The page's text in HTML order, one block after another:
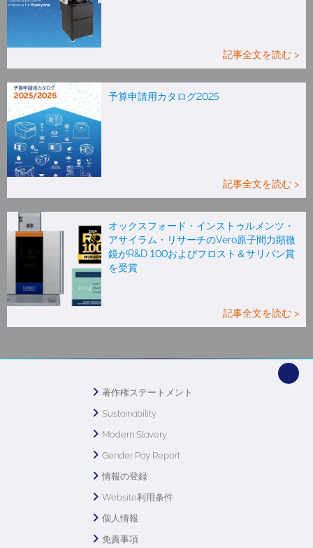
記事全文を読む >
予算申請用カタログ2025
記事全文を読む >
オックスフォード・インストゥルメンツ・
アサイラム・リサーチのVero原子間力顕微
鏡がR&D 100およびフロスト＆サリバン賞
を受賞
記事全文を読む >
著作権ステートメント
Sustainability
Modern Slavery
Gender Pay Report
情報の登録
Website利用条件
個人情報
免責事項